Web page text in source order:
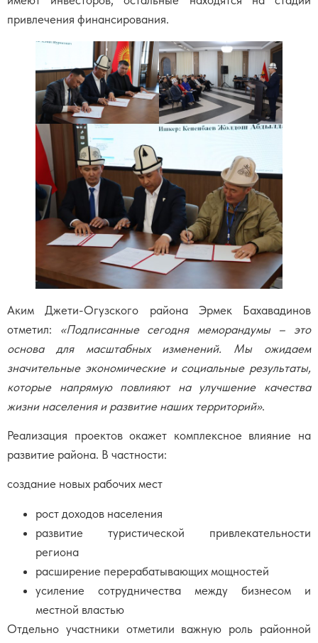
привлечения финансирования.
Аким Джети-Огузского района Эрмек Бахавадинов
отметил: «Подписанные сегодня меморандумы – это
основа для масштабных изменений. Мы ожидаем
значительные экономические и социальные результаты,
которые напрямую повлияют на улучшение качества
жизни населения и развитие наших территорий».
Реализация проектов окажет комплексное влияние на
развитие района. В частности:
создание новых рабочих мест
рост доходов населения
развитие туристической привлекательности
региона
расширение перерабатывающих мощностей
усиление сотрудничества между бизнесом и
местной властью
Отдельно участники отметили важную роль районной